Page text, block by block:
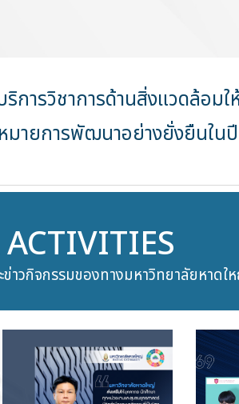
การวิชาการด้านสิ่งแวดล้อม
ายการพัฒนาอย่างยั่งยืนใน
าวกิจกรรมของทางมหาวิทยาลัยหาดใ